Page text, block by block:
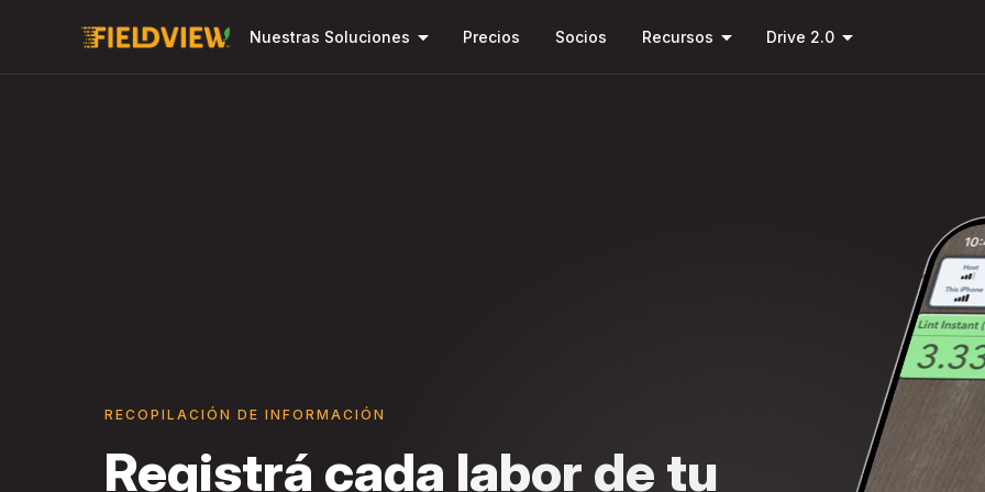
contenido
Nuestras Soluciones arrow_drop_down Precios Socios Recursos arrow_drop_down Drive 2.0arrow_drop_down
RECOPILACIÓN DE INFORMACIÓN
Registrá cada labor de tu